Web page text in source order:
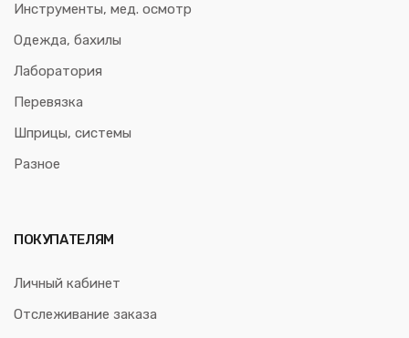
Инструменты, мед. осмотр
Одежда, бахилы
Лаборатория
Перевязка
Шприцы, системы
Разное
ПОКУПАТЕЛЯМ
Личный кабинет
Отслеживание заказа